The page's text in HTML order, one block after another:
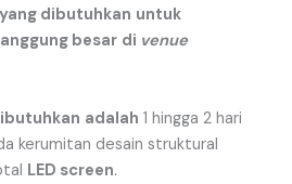
yang dibutuhkan untuk
besar di venue
adalah 1 hingga 2 hari
kerumitan desain struktural
LED screen.